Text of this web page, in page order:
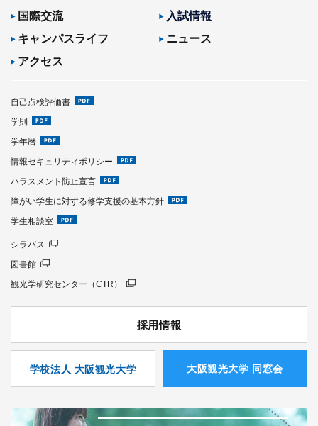
国際交流
入試情報
キャンパスライフ
ニュース
アクセス
自己点検評価書
学則
学年暦
情報セキュリティポリシー
ハラスメント防止宣言
障がい学生に対する修学支援の基本方針
学生相談室
シラバス
図書館
観光学研究センター（CTR）
採用情報
学校法人 大阪観光大学 ⼤阪観光⼤学 同窓会